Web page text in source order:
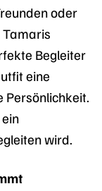
oder
Begleiter
eine
wird.